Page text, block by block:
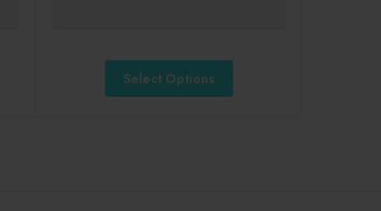
Select Options